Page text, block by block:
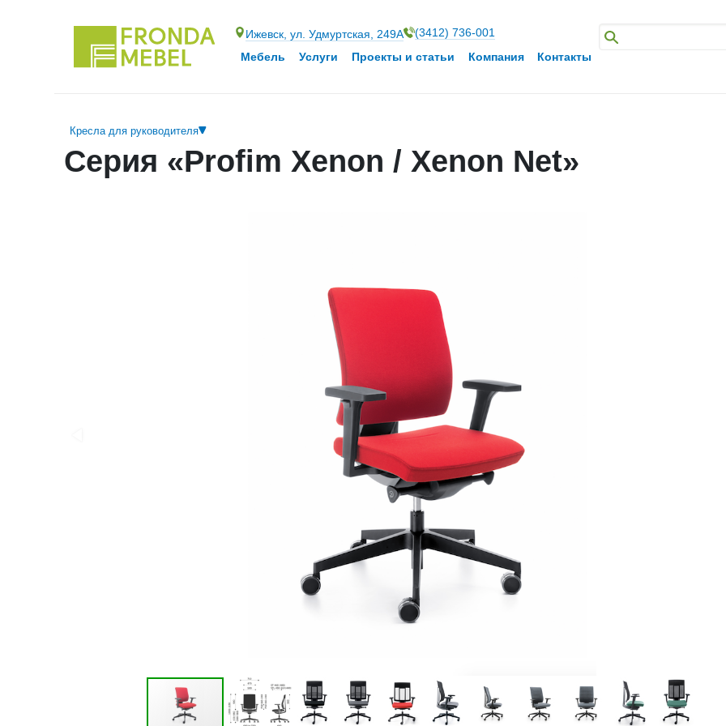
Ижевск, ул. Удмуртская, 249А
(3412) 736-001
Мебель
Услуги Проекты и статьи Компания Контакты
Кресла для руководителя
Серия «Profim Xenon / Xenon Net»